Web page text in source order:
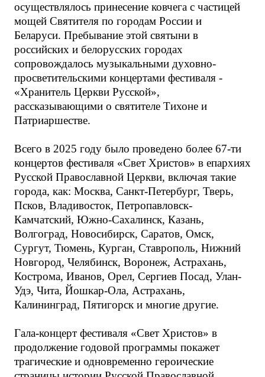
осуществлялось принесение ковчега с частицей
мощей Святителя по городам России и
Беларуси. Пребывание этой святыни в
российских и белорусских городах
сопровождалось музыкальными духовно-
просветительскими концертами фестиваля -
«Хранитель Церкви Русской»,
рассказывающими о святителе Тихоне и
Патриаршестве.
Всего в 2025 году было проведено более 67-ти
концертов фестиваля «Свет Христов» в епархиях
Русской Православной Церкви, включая такие
города, как: Москва, Санкт-Петербург, Тверь,
Псков, Владивосток, Петропавловск-
Камчатский, Южно-Сахалинск, Казань,
Волгоград, Новосибирск, Саратов, Омск,
Сургут, Тюмень, Курган, Ставрополь, Нижний
Новгород, Челябинск, Воронеж, Астрахань,
Кострома, Иванов, Орел, Сергиев Посад, Улан-
Удэ, Чита, Йошкар-Ола, Астрахань,
Калининград, Пятигорск и многие другие.
Гала-концерт фестиваля «Свет Христов» в
продолжение годовой программы покажет
трагические и одновременно героические